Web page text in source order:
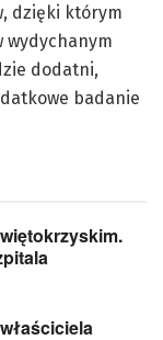
dzięki którym
wydychanym
dodatni,
badanie